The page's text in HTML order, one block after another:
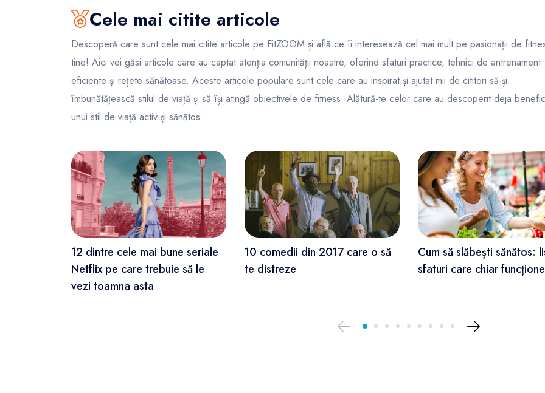
Cele mai citite articole
Descoperă care sunt cele mai citite articole pe FitZOOM și află ce îi interesează cel mai mult pe pasionații de
tine! Aici vei găsi articole care au captat atenția comunității noastre, oferind sfaturi practice, tehnici de antrenament
eficiente și rețete sănătoase. Aceste articole populare sunt cele care au inspirat și ajutat mii de cititori să-și
îmbunătățească stilul de viață și să își atingă obiectivele de fitness. Alătură-te celor care au descoperit deja
unui stil de viață activ și sănătos.
12 dintre cele mai bune seriale
Netflix pe care trebuie să le
vezi toamna asta
10 comedii din 2017 care o să
te distreze
Cum să slăbești sănătos:
sfaturi care chiar